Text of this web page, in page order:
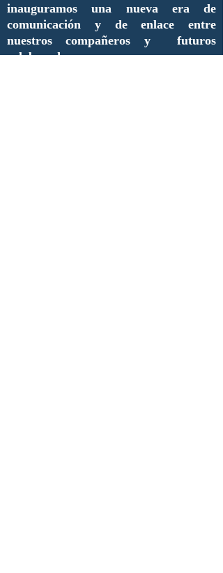
inauguramos una nueva era de
comunicación y de enlace entre
nuestros compañeros y futuros
colaboradores.